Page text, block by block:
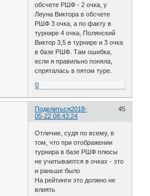
обсчете РШФ - 2 очка, у
Леуна Виктора в обсчете
РШФ 3 очка, а по факту в
турнире 4 очка, Полянский
Виктор 3,5 в турнире и 3 очка
в базе РШФ. Там ошибка,
если я правильно поняла,
спряталась в пятом туре.
0
Поделиться 45
2018-
05-22 08:43:24
Отличие, судя по всему, в
том, что при отображении
турнира в базе РШФ плюсы
не учитываются в очках - это
и раньше было
На рейтинги это должно не
влиять